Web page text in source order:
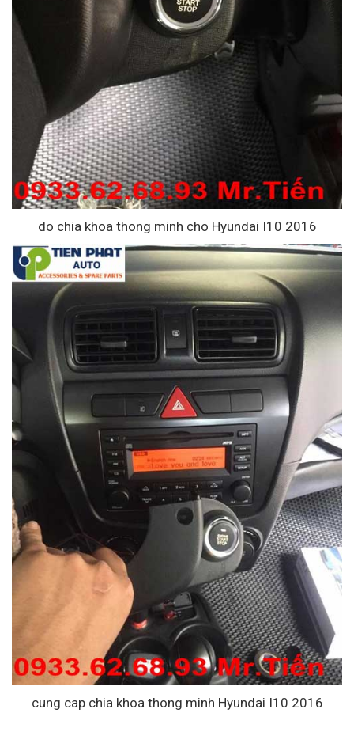
do chia khoa thong minh cho Hyundai I10 2016
cung cap chia khoa thong minh Hyundai I10 2016